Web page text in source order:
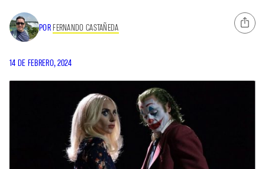
POR FERNANDO CASTAÑEDA
14 DE FEBRERO, 2024